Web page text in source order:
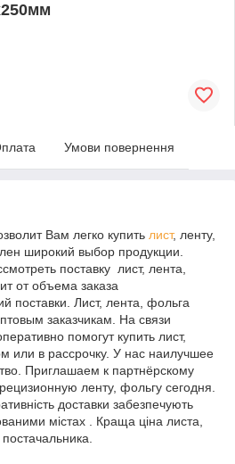
Умови повернення
Вам легко купить лист, ленту,
широкий выбор продукции.
поставку лист, лента,
от объема заказа
поставки. Лист, лента, фольга
заказчикам. На связи
помогут купить лист,
или в рассрочку. У нас наилучшее
Приглашаем к партнёрскому
ленту, фольгу сегодня.
доставки забезпечують
містах . Краща ціна листа,